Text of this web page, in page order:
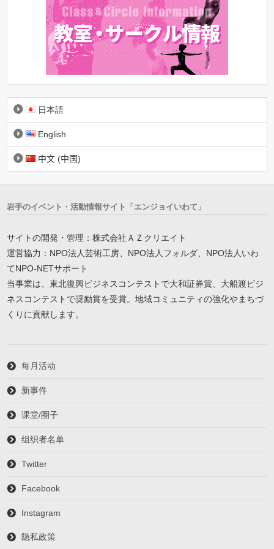
日本語
English
中文 (中国)
岩手のイベント・活動情報サイト「エンジョイいわて」
サイトの開発・管理：株式会社ＡＺクリエイト
運営協力：NPO法人芸術工房、NPO法人フォルダ、NPO法人いわ
てNPO-NETサポート
当事業は、東北復興ビジネスコンテストで大和証券賞、大船渡ビジ
ネスコンテストで奨励賞を受賞。地域コミュニティの強化やまちづ
くりに貢献します。
每月活动
新事件
课堂/圈子
组织者名单
Twitter
Facebook
Instagram
隐私政策